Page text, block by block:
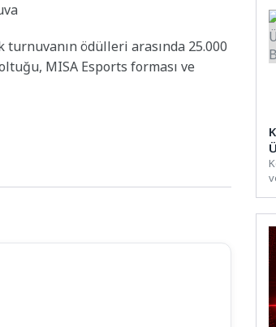
turnuvanın ödülleri arasında 25.000
MISA Esports forması ve